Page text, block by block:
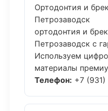
Ортодонтия и
Петрозаводск
ортодонтия и
Петрозаводск с
Используем
материалы
Телефон: +7